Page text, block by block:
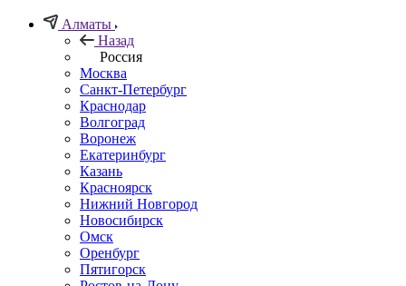
Алматы
Назад
Россия
Москва
Санкт-Петербург
Краснодар
Волгоград
Воронеж
Екатеринбург
Казань
Красноярск
Нижний Новгород
Новосибирск
Омск
Оренбург
Пятигорск